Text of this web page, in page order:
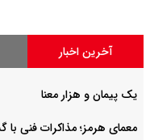
آخرین اخبار
یک پیمان و هزار معنا
معمای هرمز؛ مذاکرات فنی